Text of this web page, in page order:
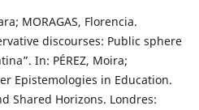
MORAGAS, Florencia.
discourses: Public sphere
In: PÉREZ, Moira;
Epistemologies in Education.
Shared Horizons. Londres: